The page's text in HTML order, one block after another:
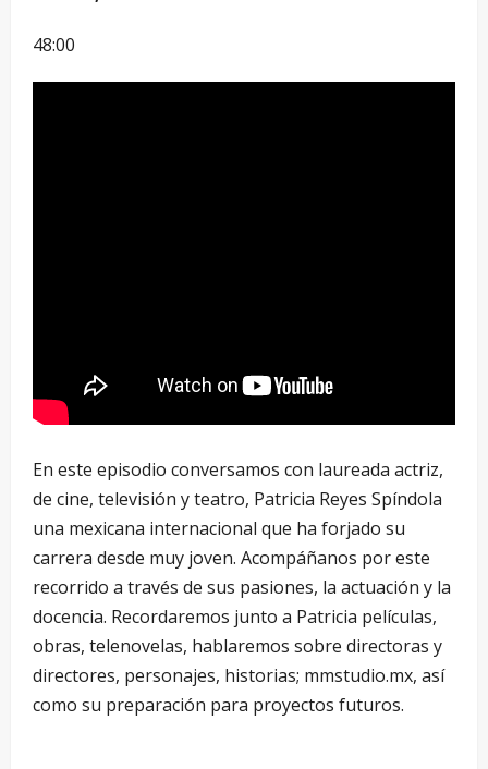
48:00
En este episodio conversamos con laureada actriz,
de cine, televisión y teatro, Patricia Reyes Spíndola
una mexicana internacional que ha forjado su
carrera desde muy joven. Acompáñanos por este
recorrido a través de sus pasiones, la actuación y la
docencia. Recordaremos junto a Patricia películas,
obras, telenovelas, hablaremos sobre directoras y
directores, personajes, historias; mmstudio.mx, así
como su preparación para proyectos futuros.